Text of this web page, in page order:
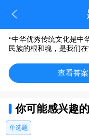
“中华优秀传统文化是中
民族的根和魂，是我们
查看答案
你可能感兴趣
单选题